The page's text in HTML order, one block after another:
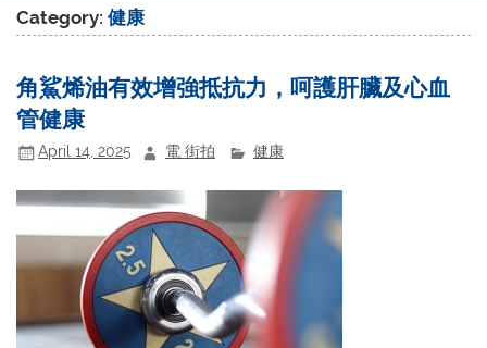
Category:健康
角鯊烯油有效增強抵抗力，呵護肝臟及心血
管健康
April 14, 2025 電 街拍 健康